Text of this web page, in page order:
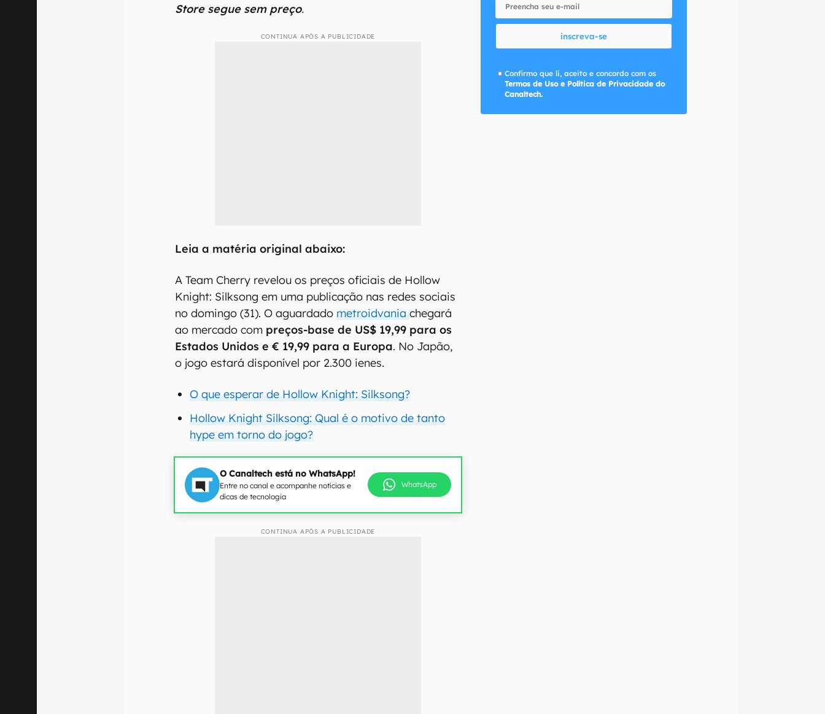
Store segue sem preço.
CONTINUA APÓS A PUBLICIDADE
Leia a matéria original abaixo:
A Team Cherry revelou os preços oficiais de Hollow
Knight: Silksong em uma publicação nas redes sociais
no domingo (31). O aguardado metroidvaniachegará
ao mercado com preços-base de US$ 19,99 para os
Estados Unidos e € 19,99 para a Europa. No Japão,
o jogo estará disponível por 2.300 ienes.
O que esperar de Hollow Knight: Silksong?
Hollow Knight Silksong: Qual é o motivo de tanto
hype em torno do jogo?
O Canaltech está no WhatsApp!
Entre no canal e acompanhe notícias e
dicas de tecnologia
WhatsApp
CONTINUA APÓS A PUBLICIDADE
inscreva-se
Confirmo que li, aceito e concordo com os
Termos de Uso e Política de Privacidade do
Canaltech.